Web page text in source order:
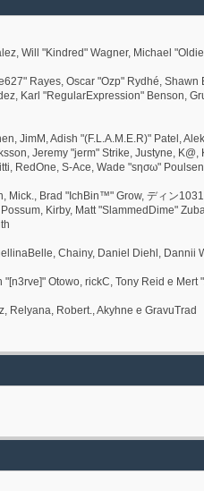
Will "Kindred" Wagner, Michael
Rayes, Oscar "Ozp" Rydhé,
Karl "RegularExpression" Benson,
JimM, Adish "(F.L.A.M.E.R)" Patel,
Jeremy "jerm" Strike, Justyne,
RedOne, S-Ace, Wade "sησω"
Mick., Brad "IchBin™" Grow, ディン
Kirby, Matt "SlammedDime"
Chainy, Daniel Diehl,
Otowo, rickC, Tony Reid e Mert
Relyana, Robert., Akyhne e GravuTrad